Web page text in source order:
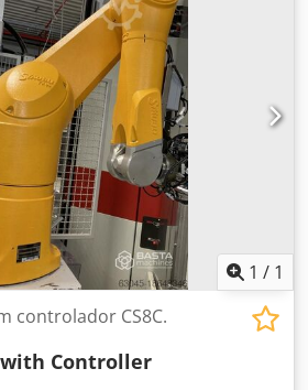
1 / 1
controlador CS8C.
with Controller